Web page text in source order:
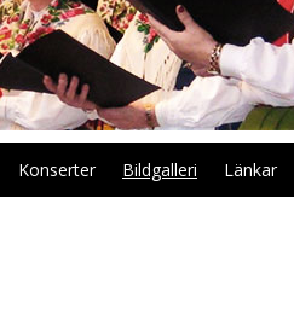
Konserter Bildgalleri Länkar